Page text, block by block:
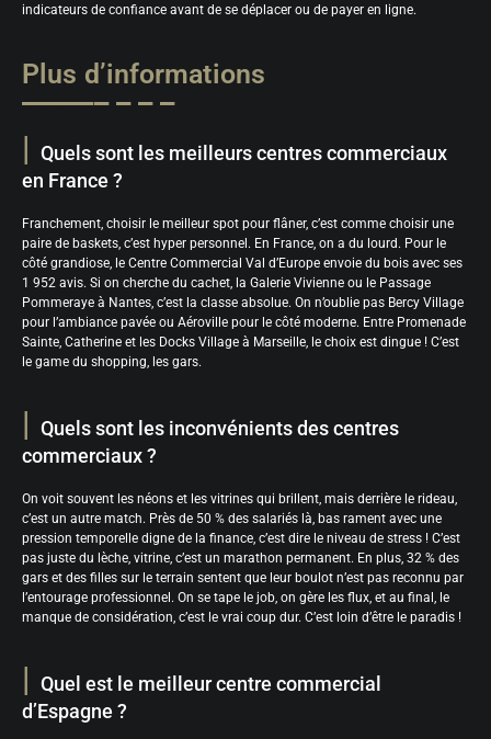
indicateurs de confiance avant de se déplacer ou de payer en ligne.
Plus d’informations
Quels sont les meilleurs centres commerciaux
en France ?
Franchement, choisir le meilleur spot pour flâner, c’est comme choisir une
paire de baskets, c’est hyper personnel. En France, on a du lourd. Pour le
côté grandiose, le Centre Commercial Val d’Europe envoie du bois avec ses
1 952 avis. Si on cherche du cachet, la Galerie Vivienne ou le Passage
Pommeraye à Nantes, c’est la classe absolue. On n’oublie pas Bercy Village
pour l’ambiance pavée ou Aéroville pour le côté moderne. Entre Promenade
Sainte, Catherine et les Docks Village à Marseille, le choix est dingue ! C’est
le game du shopping, les gars.
Quels sont les inconvénients des centres
commerciaux ?
On voit souvent les néons et les vitrines qui brillent, mais derrière le rideau,
c’est un autre match. Près de 50 % des salariés là, bas rament avec une
pression temporelle digne de la finance, c’est dire le niveau de stress ! C’est
pas juste du lèche, vitrine, c’est un marathon permanent. En plus, 32 % des
gars et des filles sur le terrain sentent que leur boulot n’est pas reconnu par
l’entourage professionnel. On se tape le job, on gère les flux, et au final, le
manque de considération, c’est le vrai coup dur. C’est loin d’être le paradis !
Quel est le meilleur centre commercial
d’Espagne ?